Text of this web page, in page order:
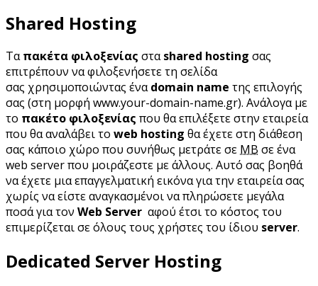
Shared Hosting
Ταπακέτα φιλοξενίας σταshared hosting σας
επιτρέπουν να φιλοξενήσετε τη σελίδα
σας χρησιμοποιώντας έναdomain name της επιλογής
σας (στη μορφή www.your-domain-name.gr). Ανάλογα με
το πακέτο φιλοξενίας που θα επιλέξετε στην εταιρεία
που θα αναλάβει το web hosting θα έχετε στη διάθεση
σας κάποιο χώρο που συνήθως μετράτε σεMB σε ένα
web server που μοιράζεστε με άλλους. Αυτό σας βοηθά
να έχετε μια επαγγελματική εικόνα για την εταιρεία σας
χωρίς να είστε αναγκασμένοι να πληρώσετε μεγάλα
ποσά για τον Web Server αφού έτσι το κόστος του
επιμερίζεται σε όλους τους χρήστες του ίδιου server.
Dedicated Server Hosting